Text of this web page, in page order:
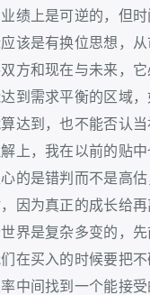
绩上是可逆的，但
该是有换位思想，
方和现在与未来，
到需求平衡的区域
达到，也不能否认
上，我在以前的贴中
的是错判而不是高
因为真正的成长给
界是复杂多变的，
在买入的时候要把
中间找到一个能接